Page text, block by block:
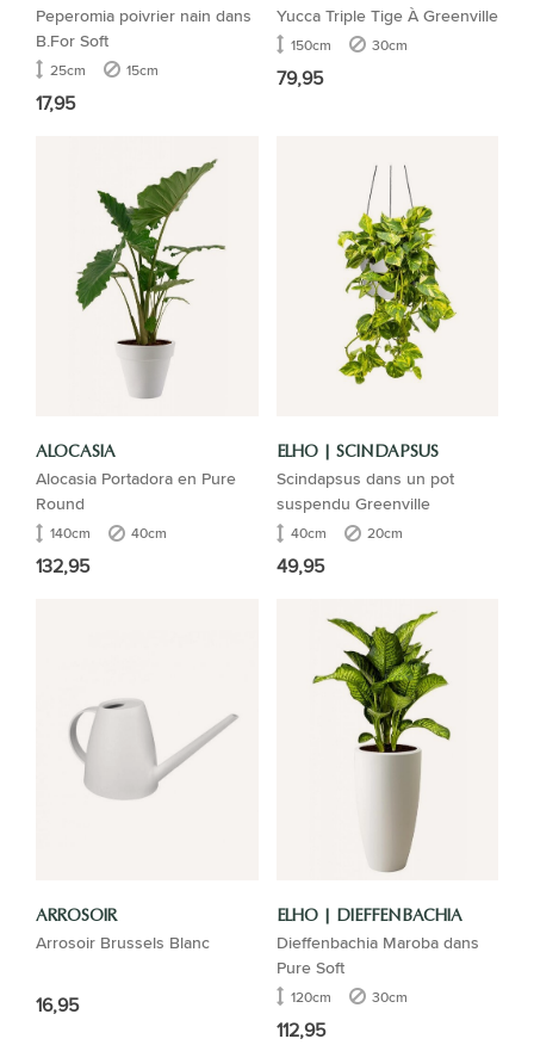
Peperomia poivrier nain dans
B.For Soft
25cm 15cm
17,95
Yucca Triple Tige À Greenville
150cm 30cm
79,95
ALOCASIA
Alocasia Portadora en Pure
Round
140cm 40cm
132,95
ELHO | SCINDAPSUS
Scindapsus dans un pot
suspendu Greenville
40cm 20cm
49,95
ARROSOIR
Arrosoir Brussels Blanc
16,95
ELHO | DIEFFENBACHIA
Dieffenbachia Maroba dans
Pure Soft
120cm 30cm
112,95